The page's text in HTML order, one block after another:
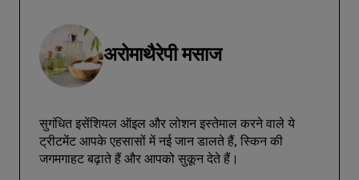
अरोमाथैरेपी मसाज
सुगंधित इसेंशियल ऑइल और लोशन इस्तेमाल करने वाले ये
ट्रीटमेंट आपके एहसासों में नई जान डालते हैं, स्किन की
जगमगाहट बढ़ाते हैं और आपको सुकून देते हैं।